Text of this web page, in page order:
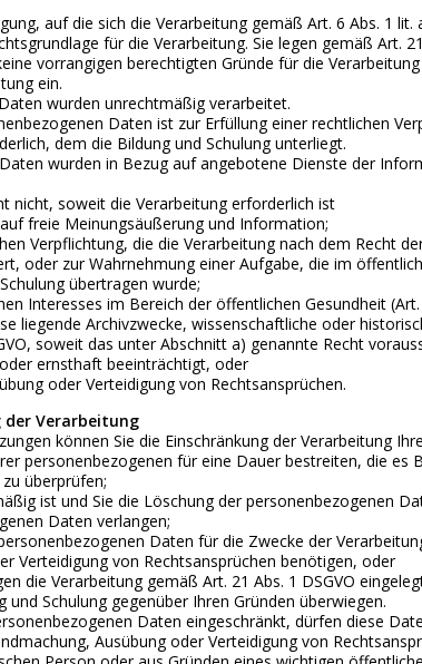
auf die sich die Verarbeitung gemäß Art. 6 Abs. 1 lit.
für die Verarbeitung. Sie legen gemäß Art.
vorrangigen berechtigten Gründe für die
ein.
wurden unrechtmäßig verarbeitet.
Daten ist zur Erfüllung einer rechtlichen
dem die Bildung und Schulung unterliegt.
wurden in Bezug auf angebotene Dienste der
nicht, soweit die Verarbeitung erforderlich ist
freie Meinungsäußerung und Information;
Verpflichtung, die die Verarbeitung nach dem Recht
oder zur Wahrnehmung einer Aufgabe, die im
übertragen wurde;
Interesses im Bereich der öffentlichen Gesundheit (Art.
liegende Archivzwecke, wissenschaftliche oder
soweit das unter Abschnitt a) genannte Recht
ernsthaft beeinträchtigt, oder
oder Verteidigung von Rechtsansprüchen.
der Verarbeitung
können Sie die Einschränkung der Verarbeitung
personenbezogenen für eine Dauer bestreiten, die es
überprüfen;
ist und Sie die Löschung der personenbezogenen
Daten verlangen;
Daten für die Zwecke der
Verteidigung von Rechtsansprüchen benötigen, oder
die Verarbeitung gemäß Art. 21 Abs. 1 DSGVO
Schulung gegenüber Ihren Gründen überwiegen.
Daten eingeschränkt, dürfen diese
Ausübung oder Verteidigung von